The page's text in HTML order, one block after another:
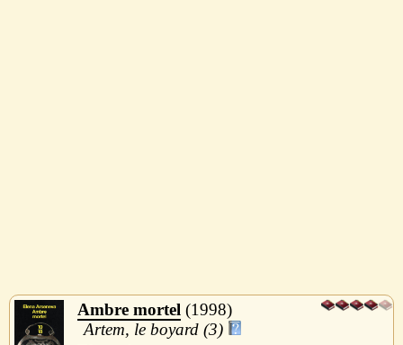
Ambre mortel
1998
Artem, le boyard (3)